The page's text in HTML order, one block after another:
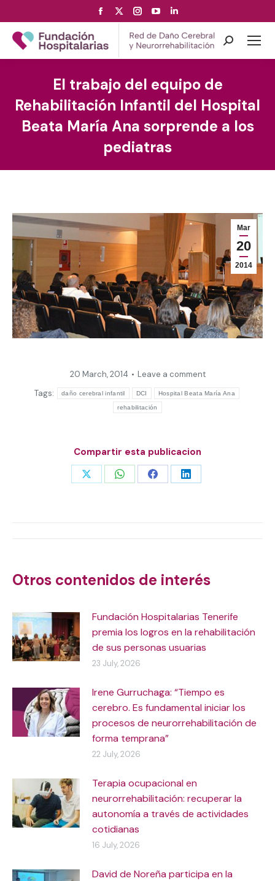
Facebook
page
opens
in
window
page
opens
in
window
Instagram
page
opens
in
window
YouTube
page
opens
in
window
page
opens
in
window
Search:
El trabajo del equipo de
Rehabilitación Infantil del Hospital
Beata María Ana sorprende a los
pediatras
Mar
20
2014
20 March, 2014
Leave a comment
Tags:
daño cerebral infantil DCI Hospital Beata María Ana
rehabilitación
Compartir esta publicacion
Share Share Share Share
Otros contenidos de interés
Fundación Hospitalarias Tenerife
premia los logros en la rehabilitación
de sus personas usuarias
23 July, 2026
Irene Gurruchaga: “Tiempo es
cerebro. Es fundamental iniciar los
procesos de neurorrehabilitación de
forma temprana”
22 July, 2026
Terapia ocupacional en
neurorrehabilitación: recuperar la
autonomía a través de actividades
cotidianas
16 July, 2026
David de Noreña participa en la